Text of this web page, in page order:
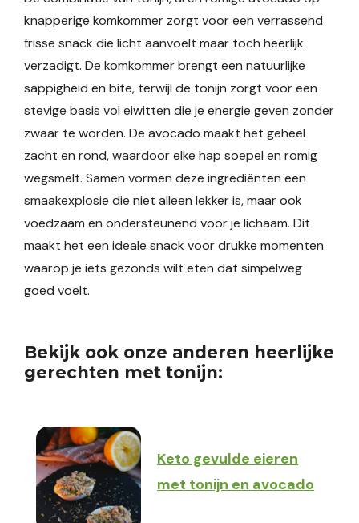
knapperige komkommer zorgt voor een verrassend
frisse snack die licht aanvoelt maar toch heerlijk
verzadigt. De komkommer brengt een natuurlijke
sappigheid en bite, terwijl de tonijn zorgt voor een
stevige basis vol eiwitten die je energie geven zonder
zwaar te worden. De avocado maakt het geheel
zacht en rond, waardoor elke hap soepel en romig
wegsmelt. Samen vormen deze ingrediënten een
smaakexplosie die niet alleen lekker is, maar ook
voedzaam en ondersteunend voor je lichaam. Dit
maakt het een ideale snack voor drukke momenten
waarop je iets gezonds wilt eten dat simpelweg
goed voelt.
Bekijk ook onze anderen heerlijke
gerechten met tonijn:
Keto gevulde eieren
met tonijn en avocado